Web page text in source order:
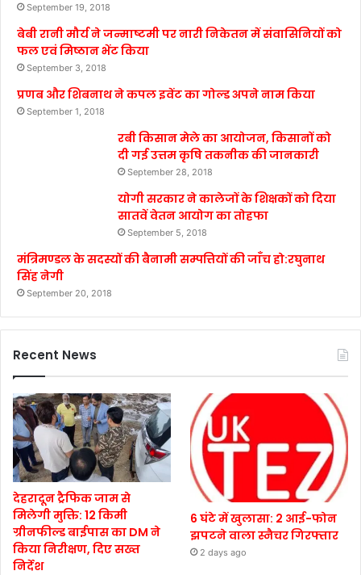
September 19, 2018
बेबी रानी मौर्य ने जन्माष्टमी पर नारी निकेतन में संवासिनियों को
फल एवं मिष्ठान भेंट किया
September 3, 2018
प्रणब और शिबनाथ ने कपल इवेंट का गोल्ड अपने नाम किया
September 1, 2018
रबी किसान मेले का आयोजन, किसानों को
दी गई उत्तम कृषि तकनीक की जानकारी
September 28, 2018
योगी सरकार ने कालेजों के शिक्षकों को दिया
सातवें वेतन आयोग का तोहफा
September 5, 2018
मंत्रिमण्डल के सदस्यों की बैनामी सम्पत्तियों की जाँच हो:रघुनाथ
सिंह नेगी
September 20, 2018
Recent News
देहरादून ट्रैफिक जाम से
मिलेगी मुक्ति: 12 किमी
ग्रीनफील्ड बाईपास का DM ने
किया निरीक्षण, दिए सख्त
निर्देश
6 घंटे में खुलासा: 2 आई-फोन
झपटने वाला स्नैचर गिरफ्तार
2 days ago